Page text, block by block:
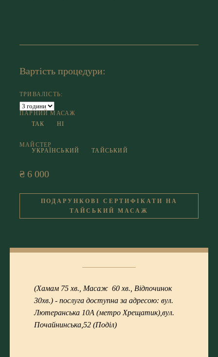
Вартість процедури:
ТРИВАЛІСТЬ:
ПАРНИЙ МАСАЖ
ТАК
НІ
МАЙСТЕР
УКРАЇНСЬКИЙ
ТАЙСЬКИЙ
₴ 6 000
ПОДАРУНКОВІ СЕРТИФІКАТИ НА
ТАЙСЬКИЙ МАСАЖ
(Хамам 75 хв., Масаж 60 хв., Відпочинок
30хв.) - послуга доступна за адресою: вул.
Лютеранська 10А (метро Хрещатик),вул.
Почайнинська,52 (Поділ)